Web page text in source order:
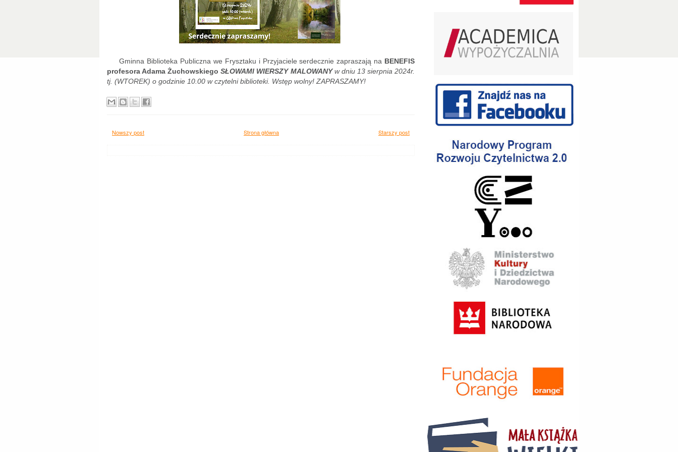
Gminna Biblioteka Publiczna we Frysztaku i Przyjaciele serdecznie zapraszają na BENEFIS
profesora Adama ŻuchowskiegoSŁOWAMI WIERSZY MALOWANYw dniu 13 sierpnia 2024r.
tj. (WTOREK) o godzinie 10.00 w czytelni biblioteki. Wstęp wolny! ZAPRASZAMY!
Nowszy post Starszy post
Strona główna